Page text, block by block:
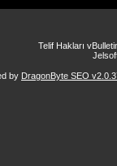
Telif Hakları
by DragonByte SEO